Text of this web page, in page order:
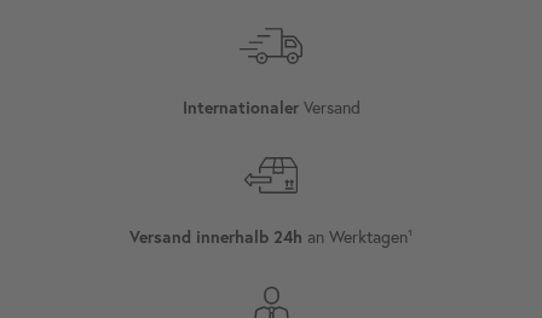
InternationalerVersand
Versand innerhalb 24h an Werktagen¹